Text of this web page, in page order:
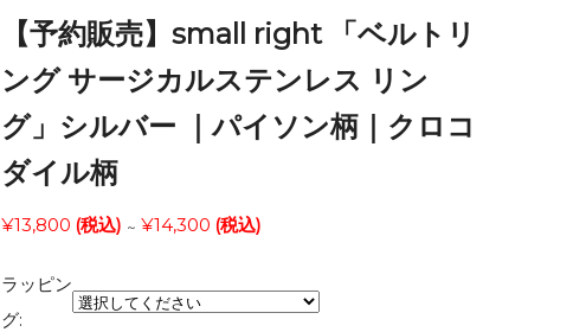
【予約販売】small right 「ベルトリ
ング サージカルステンレス リン
グ」シルバー ｜パイソン柄｜クロコ
ダイル柄
¥13,800 (税込) ～ ¥14,300 (税込)
ラッピン
グ: